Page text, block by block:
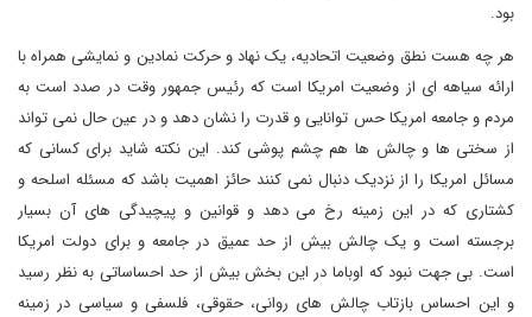
بود.
هر چه هست نطق وضعیت اتحادیه، یک نهاد و حرکت نمادین و نمایشی همراه با
ارائه سیاهه ای از وضعیت امریکا است که رئیس جمهور وقت در صدد است به
مردم و جامعه امریکا حس توانایی و قدرت را نشان دهد و در عین حال نمی تواند
از سختی ها و چالش ها هم چشم پوشی کند. این نکته شاید برای کسانی که
مسائل امریکا را از نزدیک دنبال نمی کنند حائز اهمیت باشد که مسئله اسلحه و
کشتاری که در این زمینه رخ می دهد و قوانین و پیچیدگی های آن بسیار
برجسته است و یک چالش بیش از حد عمیق در جامعه و برای دولت امریکا
است. بی جهت نبود که اوباما در این بخش بیش از حد احساساتی به نظر رسید
و این احساس بازتاب چالش های روانی، حقوقی، فلسفی و سیاسی در زمینه